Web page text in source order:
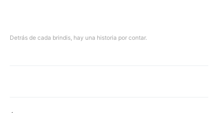
Detrás de cada brindis, hay una historia por contar.